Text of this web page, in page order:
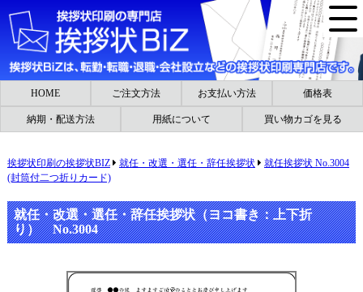
HOME ご注文方法 お支払い方法 価格表
納期・配送方法 用紙について 買い物カゴを見る
挨拶状印刷の挨拶状BIZ 就任・改選・選任・辞任挨拶状
就任挨拶状 No.3004
(封筒付二つ折りカード)
就任・改選・選任・辞任挨拶状（ヨコ書き：上下折
り） No.3004